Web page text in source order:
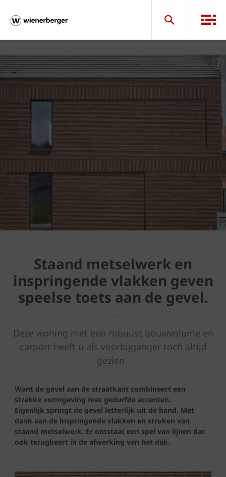
Staand metselwerk en
inspringende vlakken geven
speelse toets aan de gevel.
Deze woning met een robuust bouwvolume en
carport heeft u als voorbijganger toch altijd
gezien.
Want de gevel aan de straatkant combineert een
strakke vormgeving met gedurfde accenten.
Eigenlijk springt de gevel letterlijk uit de band. Met
dank aan de inspringende vlakken en stroken van
staand metselwerk. Er ontstaat een spel van lijnen dat
ook terugkeert in de afwerking van het dak.